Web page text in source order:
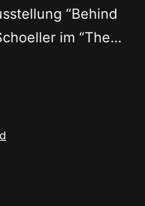
“Behind
im “The…